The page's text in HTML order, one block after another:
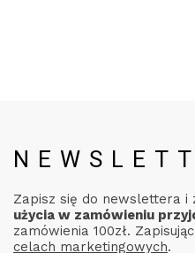
Zapisz się do newslettera i
użycia w zamówieniu
zamówienia 100zł.
celach marketingowych.